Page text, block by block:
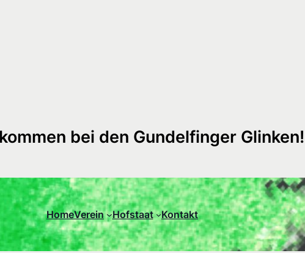
bei den Gundelfinger Glinken!
HomeVerein Hofstaat Kontakt